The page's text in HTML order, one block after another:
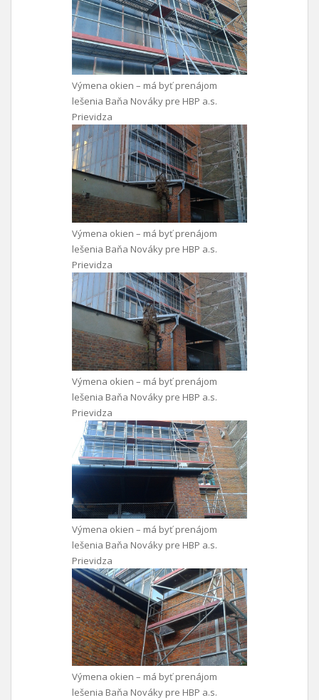
Výmena okien – má byť prenájom
lešenia Baňa Nováky pre HBP a.s.
Prievidza
Výmena okien – má byť prenájom
lešenia Baňa Nováky pre HBP a.s.
Prievidza
Výmena okien – má byť prenájom
lešenia Baňa Nováky pre HBP a.s.
Prievidza
Výmena okien – má byť prenájom
lešenia Baňa Nováky pre HBP a.s.
Prievidza
Výmena okien – má byť prenájom
lešenia Baňa Nováky pre HBP a.s.